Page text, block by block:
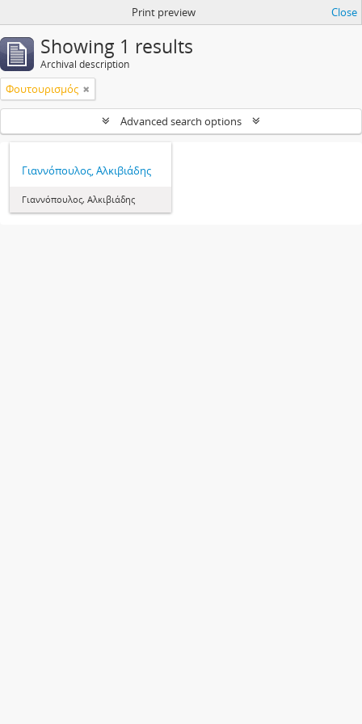
Print preview Close
Showing 1 results
Archival description
Φουτουρισμός
Advanced search options
Γιαννόπουλος, Αλκιβιάδης
Γιαννόπουλος, Αλκιβιάδης